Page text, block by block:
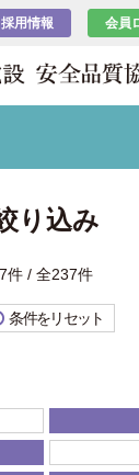
用情報 会員
り込み
7件 / 全237件
条件をリセット